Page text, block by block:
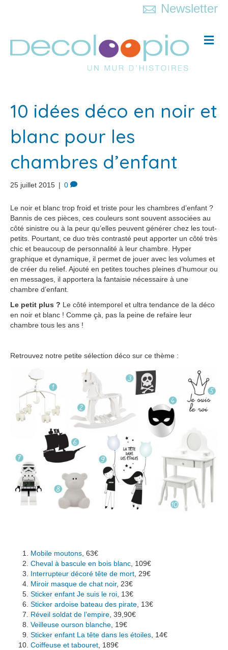
Newsletter
M
e
10 idées déco en noir et
blanc pour les
chambres d’enfant
25 juillet 2015 | 0
Le noir et blanc trop froid et triste pour les chambres d’enfant ?
Bannis de ces pièces, ces couleurs sont souvent associées au
côté sinistre ou à la peur qu’elles peuvent générer chez les tout-
petits. Pourtant, ce duo très contrasté peut apporter un côté très
chic et beaucoup de personnalité à leur chambre. Hyper
graphique et dynamique, il permet de jouer avec les volumes et
de créer du relief. Ajouté en petites touches pleines d’humour ou
en messages, il apportera la fantaisie nécessaire à une
chambre d’enfant.
Le petit plus ? Le côté intemporel et ultra tendance de la déco
en noir et blanc ! Comme çà, pas la peine de refaire leur
chambre tous les ans !
Retrouvez notre petite sélection déco sur ce thème :
Mobile moutons, 63€
Cheval à bascule en bois blanc, 109€
Interrupteur décoré tête de mort, 29€
Miroir masque de chat noir, 23€
Sticker enfant Je suis le roi, 13€
Sticker ardoise bateau des pirate, 13€
Réveil soldat de l’empire, 39,90€
Veilleuse ourson blanche, 19€
Sticker enfant La tête dans les étoiles, 14€
Coiffeuse et tabouret, 189€